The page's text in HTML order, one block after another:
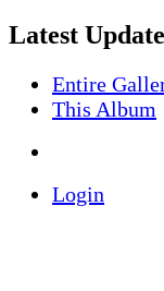
Latest
Entire
This Album
Login